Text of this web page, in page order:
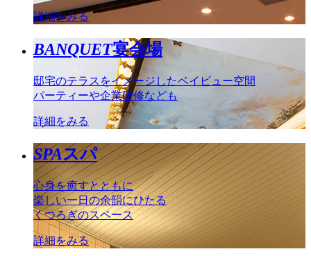
詳細をみる
BANQUET宴会場
邸宅のテラスをイメージしたベイビュー空間
パーティーや企業研修なども
詳細をみる
SPAスパ
心身を癒すとともに
楽しい一日の余韻にひたる
くつろぎのスペース
詳細をみる